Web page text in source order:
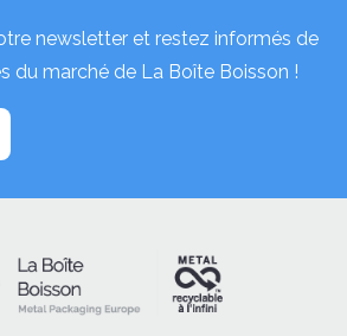
newsletter et restez informés de
du marché de La Boîte Boisson !